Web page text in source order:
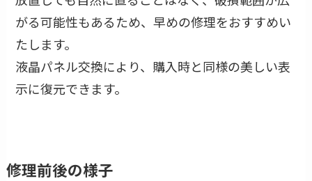
がる可能性もあるため、早めの修理をおすすめい
たします。
液晶パネル交換により、購入時と同様の美しい表
示に復元できます。
修理前後の様子